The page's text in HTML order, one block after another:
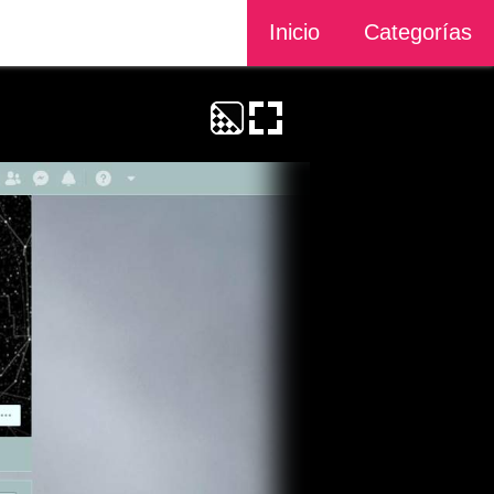
Inicio Categorías